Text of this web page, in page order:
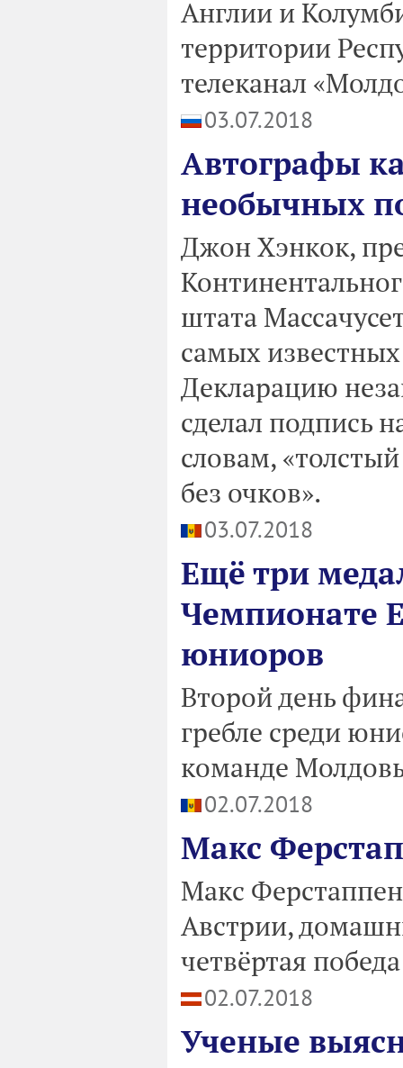
Англии и
территории
телеканал
03.07.2018
Автографы
необычных
Джон Хэнкок,
штата
самых
Декларацию
сделал подпись
словам,
без очков».
03.07.2018
Ещё три
Чемпионате
юниоров
Второй день
гребле среди
команде
02.07.2018
Макс
Макс
Австрии,
четвёртая
02.07.2018
Ученые